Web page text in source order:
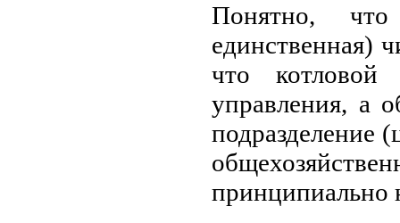
Понятно,
единственная)
что котловой
управления, а
подразделение
принципиально